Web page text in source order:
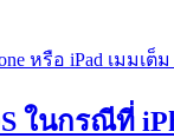
นกรณีที่